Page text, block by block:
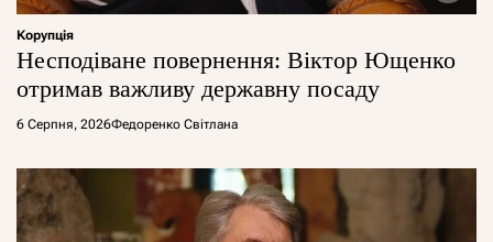
Корупція
Несподіване повернення: Віктор Ющенко
отримав важливу державну посаду
6 Серпня, 2026Федоренко Світлана